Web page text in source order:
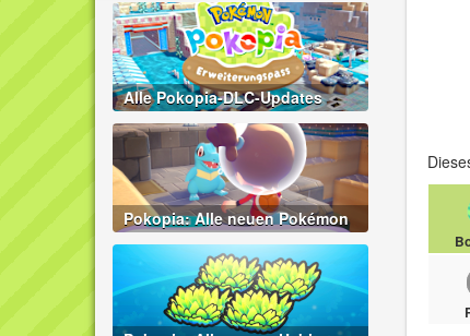
Alle Pokopia-DLC-Updates
Pokopia: Alle neuen Pokémon